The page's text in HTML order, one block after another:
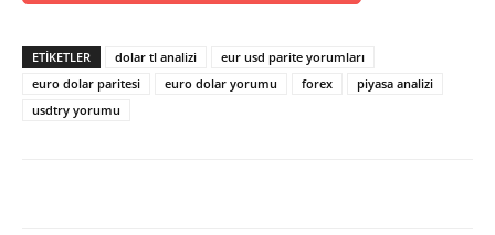
ETİKETLER dolar tl analizi
eur usd parite yorumları
euro dolar paritesi
euro dolar yorumu forex
piyasa analizi
usdtry yorumu